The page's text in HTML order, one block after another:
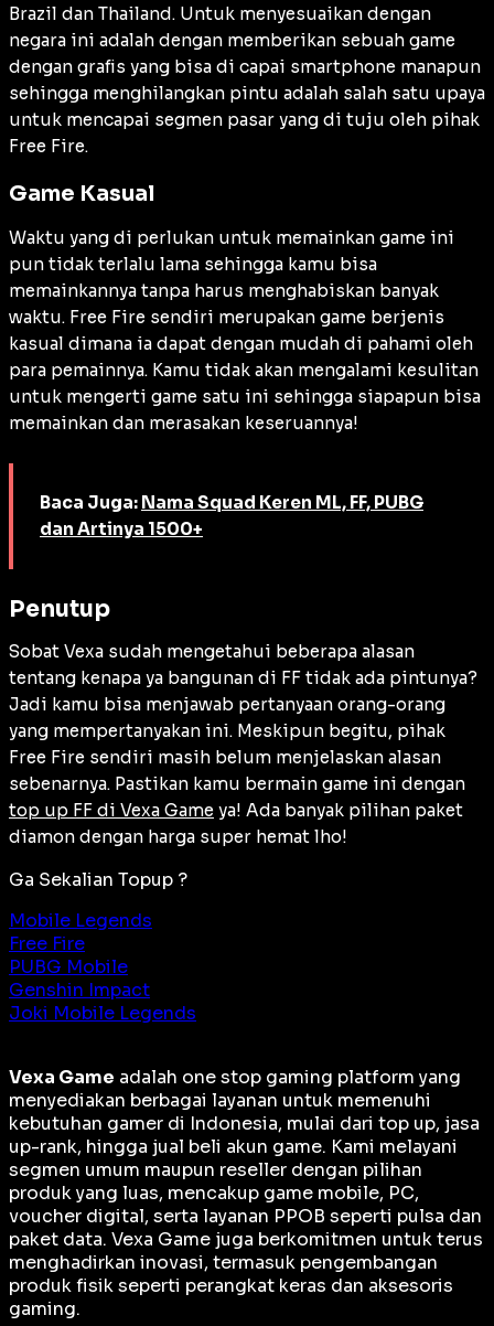
Brazil dan Thailand. Untuk menyesuaikan dengan
negara ini adalah dengan memberikan sebuah game
dengan grafis yang bisa di capai smartphone manapun
sehingga menghilangkan pintu adalah salah satu upaya
untuk mencapai segmen pasar yang di tuju oleh pihak
Free Fire.
Game Kasual
Waktu yang di perlukan untuk memainkan game ini
pun tidak terlalu lama sehingga kamu bisa
memainkannya tanpa harus menghabiskan banyak
waktu. Free Fire sendiri merupakan game berjenis
kasual dimana ia dapat dengan mudah di pahami oleh
para pemainnya. Kamu tidak akan mengalami kesulitan
untuk mengerti game satu ini sehingga siapapun bisa
memainkan dan merasakan keseruannya!
Baca Juga: Nama Squad Keren ML, FF, PUBG
dan Artinya 1500+
Penutup
Sobat Vexa sudah mengetahui beberapa alasan
tentang kenapa ya bangunan di FF tidak ada pintunya?
Jadi kamu bisa menjawab pertanyaan orang-orang
yang mempertanyakan ini. Meskipun begitu, pihak
Free Fire sendiri masih belum menjelaskan alasan
sebenarnya. Pastikan kamu bermain game ini dengan
top up FF di Vexa Game ya! Ada banyak pilihan paket
diamon dengan harga super hemat lho!
Ga Sekalian Topup ?
Mobile Legends
Free Fire
PUBG Mobile
Genshin Impact
Joki Mobile Legends
Vexa Game adalah one stop gaming platform yang
menyediakan berbagai layanan untuk memenuhi
kebutuhan gamer di Indonesia, mulai dari top up, jasa
up-rank, hingga jual beli akun game. Kami melayani
segmen umum maupun reseller dengan pilihan
produk yang luas, mencakup game mobile, PC,
voucher digital, serta layanan PPOB seperti pulsa dan
paket data. Vexa Game juga berkomitmen untuk terus
menghadirkan inovasi, termasuk pengembangan
produk fisik seperti perangkat keras dan aksesoris
gaming.